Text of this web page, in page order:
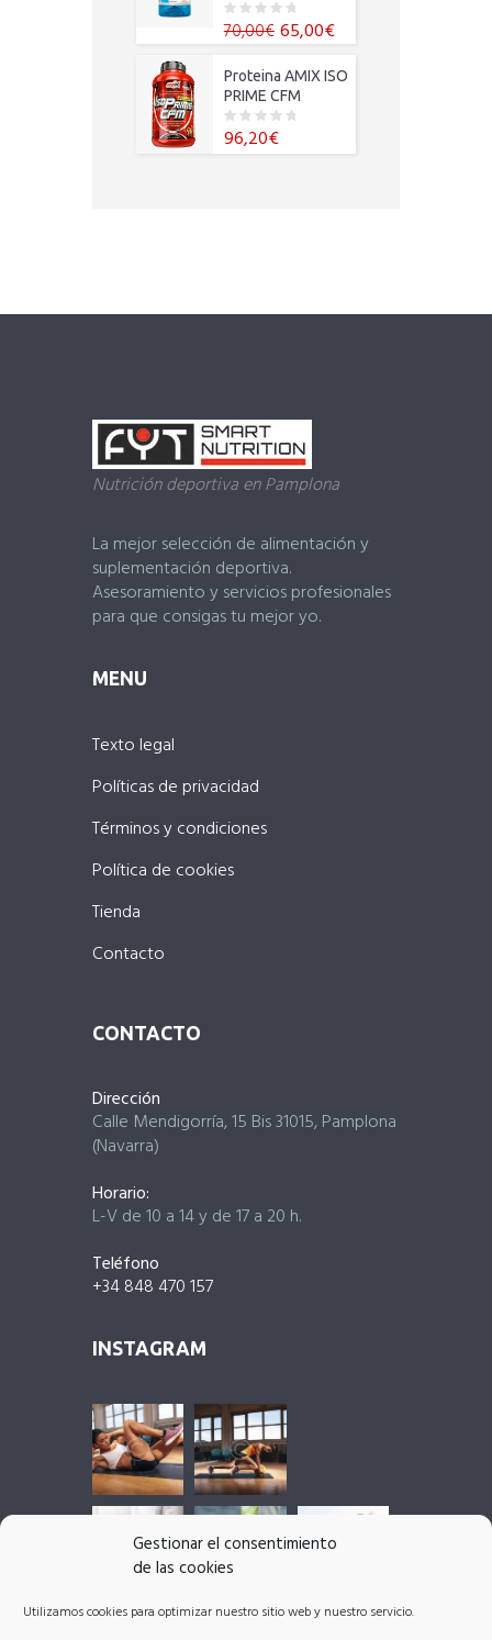
Gestionar el consentimiento
de las cookies
Utilizamos cookies para optimizar nuestro sitio web y nuestro servicio.
0
o
o
f
5
70,00€ El
precio
original
era:
70,00€.
65,00€El
precio
actual
Proteina AMIX ISO
PRIME CFM
0
o
96,20€
Nutrición deportiva en Pamplona
La mejor selección de alimentación y
suplementación deportiva.
Asesoramiento y servicios profesionales
para que consigas tu mejor yo.
MENU
Texto legal
Políticas de privacidad
Términos y condiciones
Política de cookies
Tienda
Contacto
CONTACTO
Dirección
Calle Mendigorría, 15 Bis 31015, Pamplona
(Navarra)
Horario:
L-V de 10 a 14 y de 17 a 20 h.
Teléfono
+34 848 470 157
INSTAGRAM